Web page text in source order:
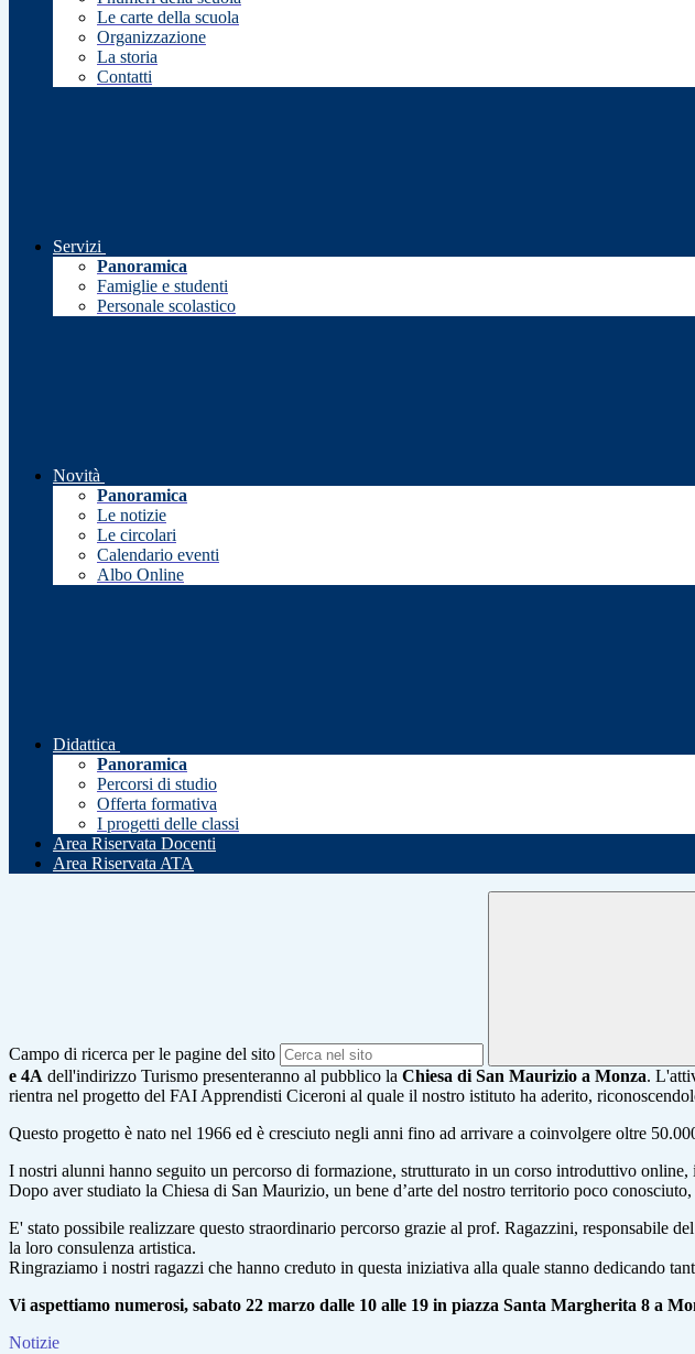
Le carte della scuola
Organizzazione
La storia
Contatti
Servizi
Panoramica
Famiglie e studenti
Personale scolastico
Novità
Panoramica
Le notizie
Le circolari
Calendario eventi
Albo Online
Didattica
Panoramica
Percorsi di studio
Offerta formativa
I progetti delle classi
Area Riservata Docenti
Area Riservata ATA
Campo di ricerca per le pagine del sito
e 4A dell'indirizzo Turismo presenteranno al pubblico la Chiesa di San Maurizio a Monza.
rientra nel progetto del FAI Apprendisti Ciceroni al quale il nostro istituto ha aderito,
Questo progetto è nato nel 1966 ed è cresciuto negli anni fino ad arrivare a coinvolgere oltre
I nostri alunni hanno seguito un percorso di formazione, strutturato in un corso introduttivo
Dopo aver studiato la Chiesa di San Maurizio, un bene d’arte del nostro territorio poco
E' stato possibile realizzare questo straordinario percorso grazie al prof. Ragazzini, responsabile
la loro consulenza artistica.
Ringraziamo i nostri ragazzi che hanno creduto in questa iniziativa alla quale stanno dedicando
Vi aspettiamo numerosi, sabato 22 marzo dalle 10 alle 19 in piazza Santa Margherita 8 a
Notizie